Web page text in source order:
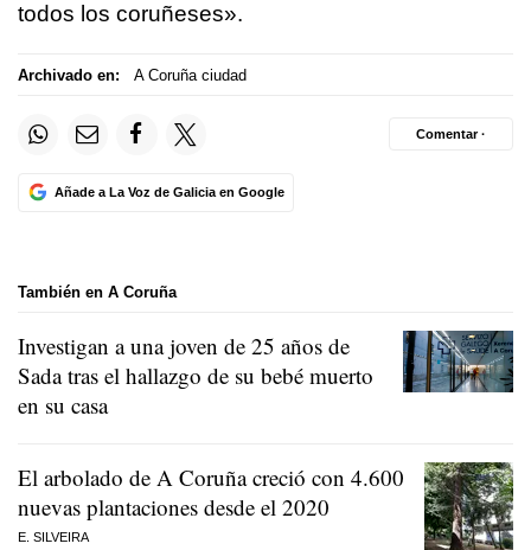
todos los coruñeses».
Archivado en: A Coruña ciudad
Añade a La Voz de Galicia en Google
Comentar ·
También en A Coruña
Investigan a una joven de 25 años de
Sada tras el hallazgo de su bebé muerto
en su casa
El arbolado de A Coruña creció con 4.600
nuevas plantaciones desde el 2020
E. SILVEIRA